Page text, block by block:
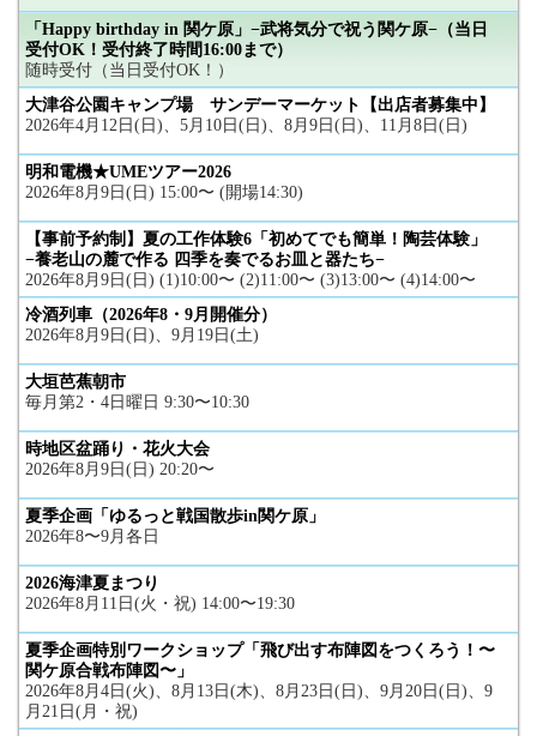
「Happy birthday in 関ケ原」−武将気分で祝う関ケ原−（当日
受付OK！受付終了時間16:00まで）
随時受付（当日受付OK！）
大津谷公園キャンプ場 サンデーマーケット【出店者募集中】
2026年4月12日(日)、5月10日(日)、8月9日(日)、11月8日(日)
明和電機★UMEツアー2026
2026年8月9日(日) 15:00〜 (開場14:30)
【事前予約制】夏の工作体験6「初めてでも簡単！陶芸体験」
−養老山の麓で作る 四季を奏でるお皿と器たち−
2026年8月9日(日) (1)10:00〜 (2)11:00〜 (3)13:00〜 (4)14:00〜
冷酒列車（2026年8・9月開催分）
2026年8月9日(日)、9月19日(土)
大垣芭蕉朝市
毎月第2・4日曜日 9:30〜10:30
時地区盆踊り・花火大会
2026年8月9日(日) 20:20〜
夏季企画「ゆるっと戦国散歩in関ケ原」
2026年8〜9月各日
2026海津夏まつり
2026年8月11日(火・祝) 14:00〜19:30
夏季企画特別ワークショップ「飛び出す布陣図をつくろう！〜
関ケ原合戦布陣図〜」
2026年8月4日(火)、8月13日(木)、8月23日(日)、9月20日(日)、9
月21日(月・祝)